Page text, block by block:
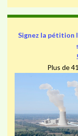
Signez la pétition
Plus de